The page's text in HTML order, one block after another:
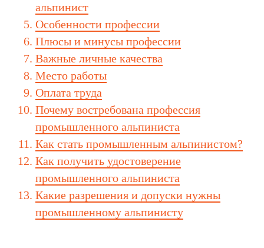
альпинист
Особенности профессии
Плюсы и минусы профессии
Важные личные качества
Место работы
Оплата труда
Почему востребована профессия
промышленного альпиниста
Как стать промышленным альпинистом?
Как получить удостоверение
промышленного альпиниста
Какие разрешения и допуски нужны
промышленному альпинисту